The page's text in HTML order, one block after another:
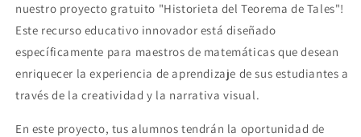
nuestro proyecto gratuito "Historieta del Teorema de Tales"!
Este recurso educativo innovador está diseñado
específicamente para maestros de matemáticas que desean
enriquecer la experiencia de aprendizaje de sus estudiantes a
través de la creatividad y la narrativa visual.
En este proyecto, tus alumnos tendrán la oportunidad de